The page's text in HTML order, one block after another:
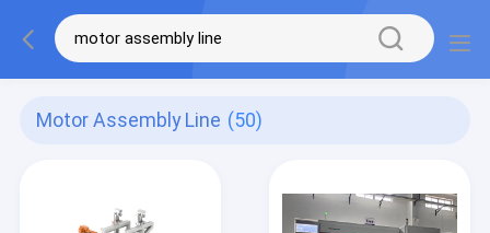
Motor Assembly Line (50)